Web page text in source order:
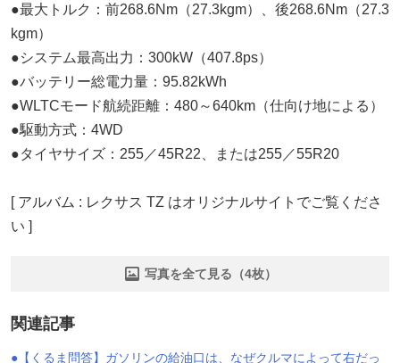
●最大トルク：前268.6Nm（27.3kgm）、後268.6Nm（27.3
kgm）
●システム最高出力：300kW（407.8ps）
●バッテリー総電力量：95.82kWh
●WLTCモード航続距離：480～640km（仕向け地による）
●駆動方式：4WD
●タイヤサイズ：255／45R22、または255／55R20
[ アルバム : レクサス TZ はオリジナルサイトでご覧くださ
い ]
写真を全て見る（4枚）
関連記事
●【くるま問答】ガソリンの給油口は、なぜクルマによって右だっ